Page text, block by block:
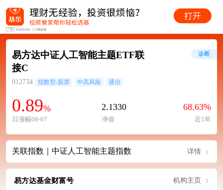
易方达中证人工智能主题ETF联
接C
012734 指数型-股票 中高风险 通信
0.89%
日涨幅08-07
2.1330
净值
68.63%
近1年
诊断
关联指数｜中证人工智能主题指数 详情
易方达基金财富号 机构主页